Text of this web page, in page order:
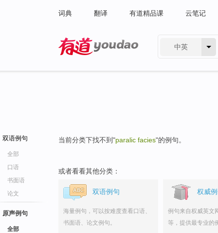
词典 翻译 有道精品课 云笔记
中英
双语例句
全部
口语
书面语
论文
原声例句
全部
当前分类下找不到"paralic facies"的例句。
或者看看其他分类：
双语例句
海量例句，可以按难度查看口语、
书面语、论文例句。
权威
例句来自权威英文
等，提供最专业的